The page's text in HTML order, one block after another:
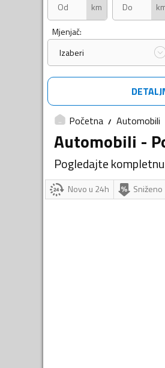
km
Mjenjač:
Izaberi
Početna Automobili
Automobili -
Pogledajte
Novo u 24h Sniženo